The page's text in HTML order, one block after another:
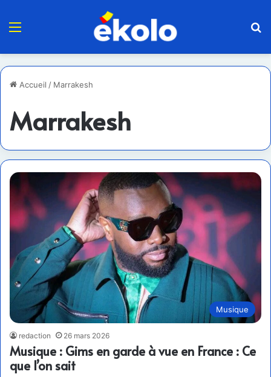
Menu
Accueil / Marrakesh
Marrakesh
Musique
redaction 26 mars 2026
Musique : Gims en garde à vue en France : Ce
que l’on sait